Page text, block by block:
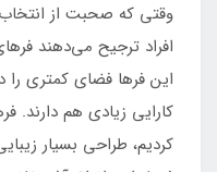
وقتی که صحبت از انتخاب
افراد ترجیح می‌دهند
این فرها فضای کمتری را
کارایی زیادی هم دارند.
کردیم، طراحی بسیار